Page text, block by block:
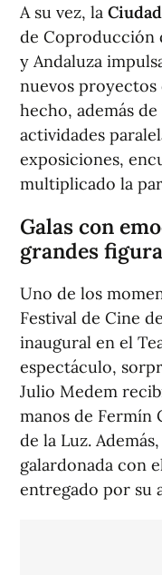
A su vez, la
de Coproducción
y Andaluza
nuevos
hecho, además
actividades
exposiciones,
multiplicado la
Galas con
grandes
Uno de los
Festival de Cine
inaugural en el
espectáculo,
Julio Medem
manos de Fermín
de la Luz.
galardonada con
entregado por su